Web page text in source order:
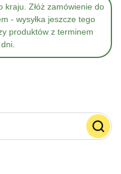
kraju. Złóż zamówienie do
- wysyłka jeszcze tego
produktów z terminem